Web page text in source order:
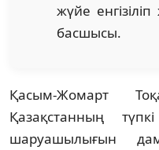
жүйе
басшысы.
Қасым-Жомарт
Қазақстанның
шаруашылығын